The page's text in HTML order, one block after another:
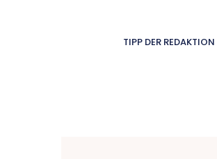
TIPP DER REDAKTION